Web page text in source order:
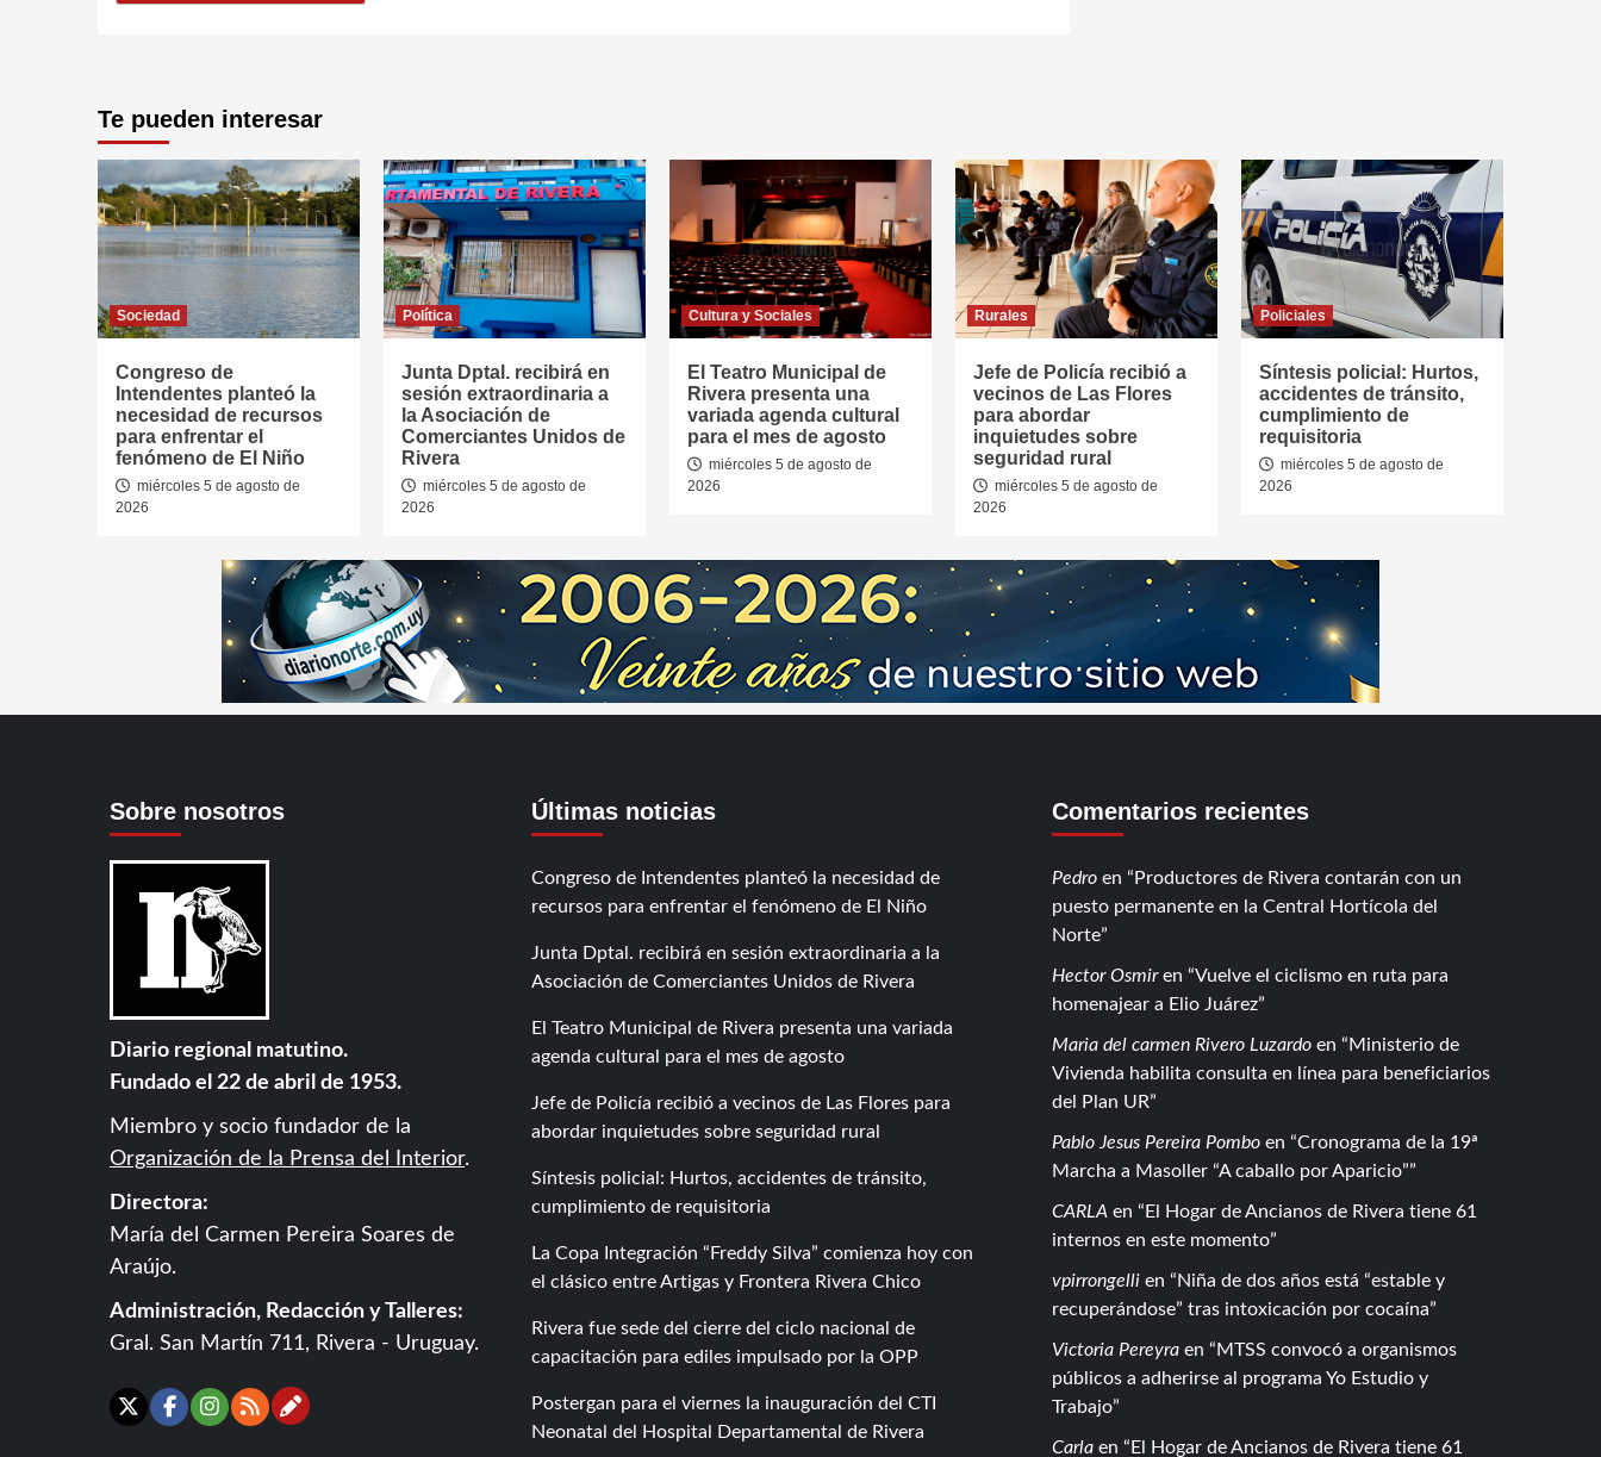
Te pueden interesar
Sociedad
Congreso de
Intendentes planteó la
necesidad de recursos
para enfrentar el
fenómeno de El Niño
miércoles 5 de agosto de
2026
Política
Junta Dptal. recibirá en
sesión extraordinaria a
la Asociación de
Comerciantes Unidos de
Rivera
miércoles 5 de agosto de
2026
Cultura y Sociales
El Teatro Municipal de
Rivera presenta una
variada agenda cultural
para el mes de agosto
miércoles 5 de agosto de
2026
Rurales
Jefe de Policía recibió a
vecinos de Las Flores
para abordar
inquietudes sobre
seguridad rural
miércoles 5 de agosto de
2026
Policiales
Síntesis policial: Hurtos,
accidentes de tránsito,
cumplimiento de
requisitoria
miércoles 5 de agosto de
2026
Sobre nosotros
Diario regional matutino.
Fundado el 22 de abril de 1953.
Miembro y socio fundador de la
Organización de la Prensa del Interior.
Directora:
María del Carmen Pereira Soares de
Araújo.
Administración, Redacción y Talleres:
Gral. San Martín 711, Rivera - Uruguay.
X Facebook
Instagram
RSSContáctanos
Últimas noticias
Congreso de Intendentes planteó la necesidad de
recursos para enfrentar el fenómeno de El Niño
Junta Dptal. recibirá en sesión extraordinaria a la
Asociación de Comerciantes Unidos de Rivera
El Teatro Municipal de Rivera presenta una variada
agenda cultural para el mes de agosto
Jefe de Policía recibió a vecinos de Las Flores para
abordar inquietudes sobre seguridad rural
Síntesis policial: Hurtos, accidentes de tránsito,
cumplimiento de requisitoria
La Copa Integración “Freddy Silva” comienza hoy con
el clásico entre Artigas y Frontera Rivera Chico
Rivera fue sede del cierre del ciclo nacional de
capacitación para ediles impulsado por la OPP
Postergan para el viernes la inauguración del CTI
Neonatal del Hospital Departamental de Rivera
Comentarios recientes
Pedroen
Productores de Rivera contarán con un
puesto permanente en la Central Hortícola del
Norte
Hector Osmiren
Vuelve el ciclismo en ruta para
homenajear a Elio Juárez
Maria del carmen Rivero Luzardoen
Ministerio de
Vivienda habilita consulta en línea para beneficiarios
del Plan UR
Pablo Jesus Pereira Pomboen
Cronograma de la 19ª
Marcha a Masoller “A caballo por Aparicio”
CARLA en
El Hogar de Ancianos de Rivera tiene 61
internos en este momento
vpirrongellien
Niña de dos años está “estable y
recuperándose” tras intoxicación por cocaína
Victoria Pereyraen
MTSS convocó a organismos
públicos a adherirse al programa Yo Estudio y
Trabajo
Carlaen El Hogar de Ancianos de Rivera tiene 61